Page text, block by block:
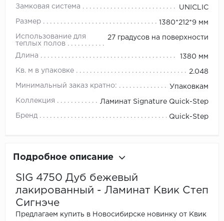
Замковая система UNICLIC
Размер 1380*212*9 мм
Использование для
теплых полов
27 градусов на поверхности
Длина 1380 мм
Кв. м в упаковке 2.048
Минимальный заказ кратно: Упаковкам
Коллекция Ламинат Signature Quick-Step
Бренд Quick-Step
Подробное описание
SIG 4750 Дуб бежевый
лакированный - Ламинат Квик Степ
Сигнэче
Предлагаем купить в Новосибирске новинку от Квик